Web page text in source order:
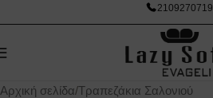
2109270719
Αρχική σελίδα/Τραπεζάκια Σαλονιού